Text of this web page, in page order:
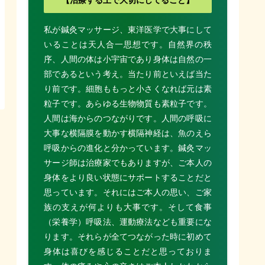
私が鍼灸マッサージ、東洋医学で大事にして
いることは天人合一思想です。自然界の秩
序、人間の体は小宇宙であり身体は自然の一
部であるという考え。当たり前といえば当た
り前です。細胞ももっと小さくなれば元は素
粒子です。あらゆる生物物質も素粒子です。
人間は海からのつながりです。人間の呼吸に
大事な横隔膜を動かす横隔神経は、魚のえら
呼吸からの進化と分かっています。鍼灸マッ
サージ師は治療家でもありますが、ご本人の
身体をより良い状態にサポートすることだと
思っています。それにはご本人の思い、ご家
族の支えが何よりも大事です。そして食事
（栄養学）呼吸法、運動療法なども重要にな
ります。それらが全てつながった時に初めて
身体は喜びを感じることだと思っておりま